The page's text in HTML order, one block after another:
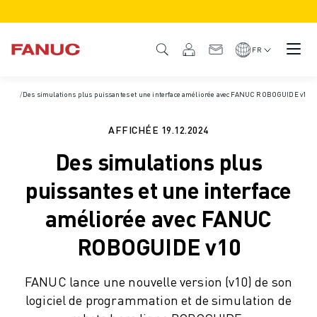
APERÇU DU PRODUIT
FONCTIONS/OPTIONS DE LA CNC
SIMULATION - DIGITAL TWIN SOLUTIONS
DURABILITÉ DE LA CNC
SOLUTIONS DE RETROFIT
ROBOTS
RECHERCHE DE ROBOTS
FR
Accueil /Actualités et médias /Actualités et communiqués de presse / Communiqués de
/Des simulations plus puissantes et une interface améliorée avec FANUC ROBOGUIDE v10
AFFICHÉE 19.12.2024
Des simulations plus
puissantes et une interface
améliorée avec FANUC
ROBOGUIDE v10
FANUC lance une nouvelle version (v10) de son
logiciel de programmation et de simulation de